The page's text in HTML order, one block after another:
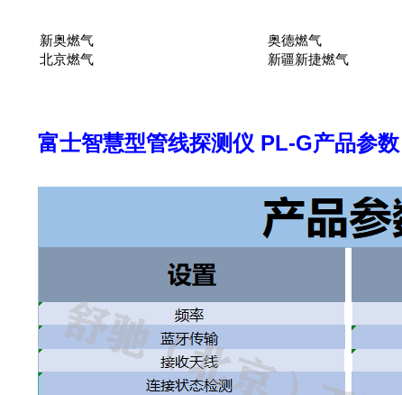
新奥燃气 奥德燃气
北京燃气
新疆新捷燃气
富士智慧型管线探测仪 PL-G产品参数